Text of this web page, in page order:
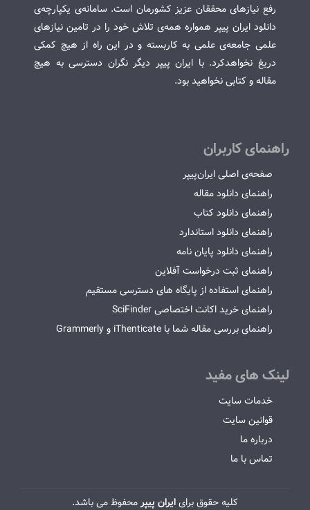
رفع نیازهای محققان عزیز کشورمان است. سامانه‌ی یکپارچه‌ی
دانلود ایران پیپر همواره همه‌ی تلاش خود را در تامین نیازهای
علمی جامعه‌ی علمی به کاربسته و در این راه از هیچ کمکی
دریغ نخواهدکرد. با ایران پیپر دیگر نگران دسترسی به هیچ
مقاله و کتابی نخواهید بود.
راهنمای کاربران
صفحه‌ی اصلی ایران‌پیپر
راهنمای دانلود مقاله
راهنمای دانلود کتاب
راهنمای دانلود استاندارد
راهنمای دانلود پایان نامه
راهنمای ثبت درخواست آفلاین
راهنمای استفاده از پایگاه های دسترسی مستقیم
راهنمای خرید اکانت اختصاصی SciFinder
راهنمای بررسی مقاله شما با iThenticate و Grammerly
لینک های مفید
خدمات سایت
قوانین سایت
درباره ما
تماس با ما
کلیه حقوق برایایران پیپرمحفوظ می باشد.